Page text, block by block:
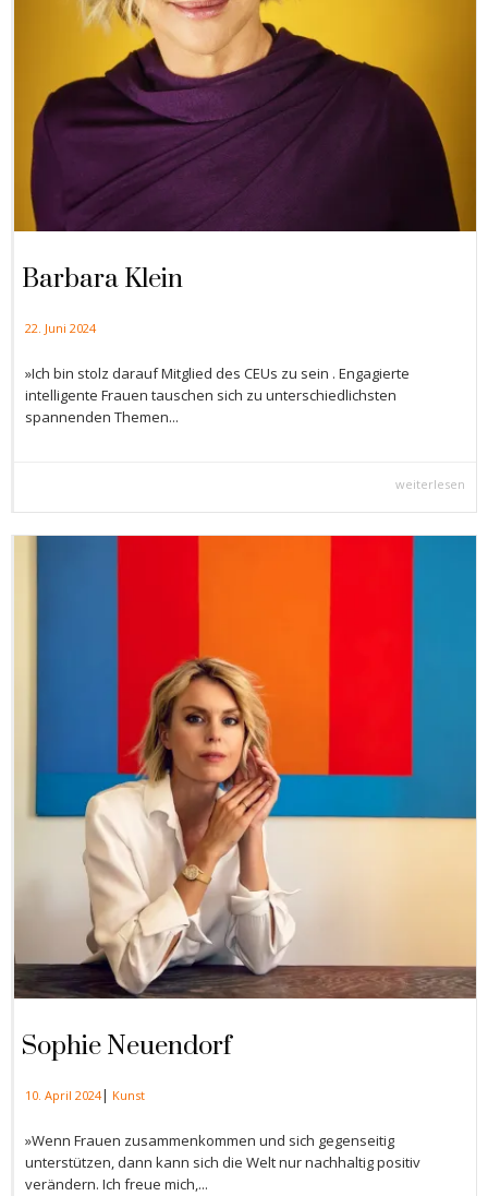
Barbara Klein
22. Juni 2024
»Ich bin stolz darauf Mitglied des CEUs zu sein . Engagierte
intelligente Frauen tauschen sich zu unterschiedlichsten
spannenden Themen...
weiterlesen
Sophie Neuendorf
10. April 2024| Kunst
»Wenn Frauen zusammenkommen und sich gegenseitig
unterstützen, dann kann sich die Welt nur nachhaltig positiv
verändern. Ich freue mich,...